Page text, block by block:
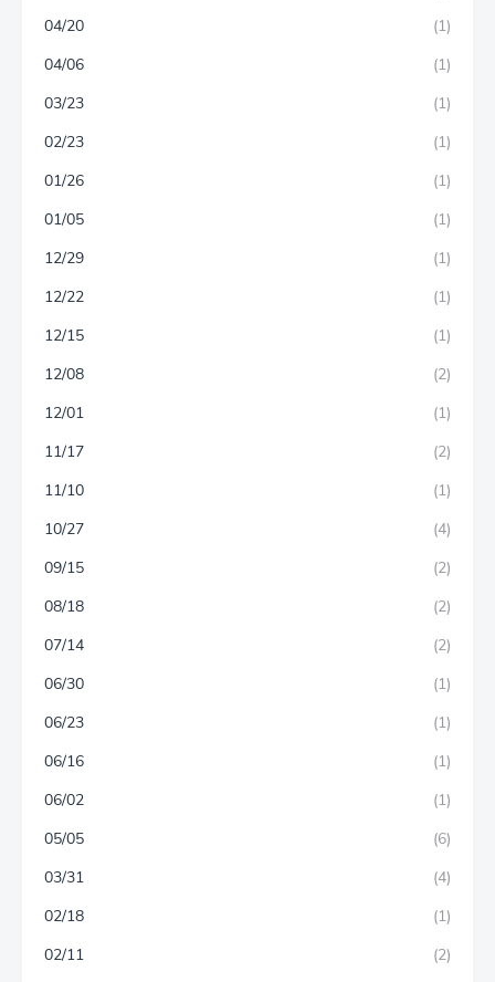
04/20
(1)
04/06
(1)
03/23
(1)
02/23
(1)
01/26
(1)
01/05
(1)
12/29
(1)
12/22
(1)
12/15
(1)
12/08
(2)
12/01
(1)
11/17
(2)
11/10
(1)
10/27
(4)
09/15
(2)
08/18
(2)
07/14
(2)
06/30
(1)
06/23
(1)
06/16
(1)
06/02
(1)
05/05
(6)
03/31
(4)
02/18
(1)
02/11
(2)